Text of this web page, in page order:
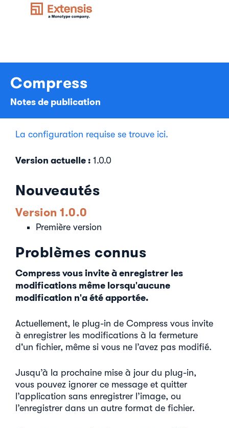
Compress
Notes de publication
La configuration requise se trouve ici.
Version actuelle : 1.0.0
Nouveautés
Version 1.0.0
Première version
Problèmes connus
Compress vous invite à enregistrer les
modifications même lorsqu'aucune
modification n'a été apportée.
Actuellement, le plug-in de Compress vous invite
à enregistrer les modifications à la fermeture
d'un fichier, même si vous ne l’avez pas modifié.
Jusqu’à la prochaine mise à jour du plug-in,
vous pouvez ignorer ce message et quitter
l’application sans enregistrer l’image, ou
l’enregistrer dans un autre format de fichier.